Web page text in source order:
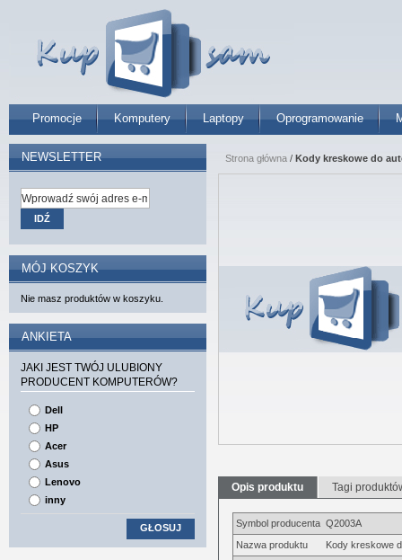
Promocje Komputery Laptopy Oprogramowanie
Strona główna / Kody kreskowe do
Opis produktu Tagi
Symbol producenta Q2003A
Nazwa produktu
Kody kreskowe
NEWSLETTER
IDŹ
MÓJ KOSZYK
Nie masz produktów w koszyku.
ANKIETA
JAKI JEST TWÓJ ULUBIONY
PRODUCENT KOMPUTERÓW?
Dell
HP
Acer
Asus
Lenovo
inny
GŁOSUJ